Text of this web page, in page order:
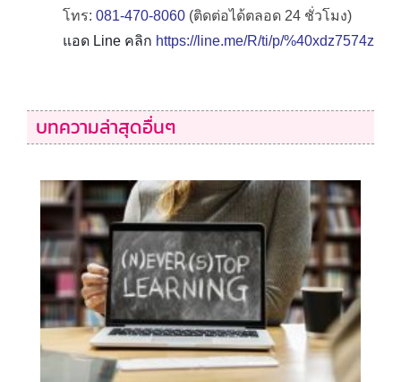
โทร: 081-470-8060 (ติดต่อได้ตลอด 24 ชั่วโมง)
แอด Line คลิก https://line.me/R/ti/p/%40xdz7574z
บทความล่าสุดอื่นๆ